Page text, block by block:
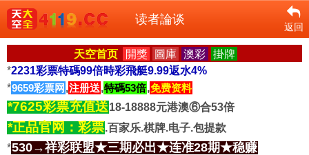
读者論谈
返回
天空首页 開獎 圖庫 澳彩
掛牌
*2231彩票特碼99倍時彩飛艇9.99返水4%
*9659彩票网 ,注册送,特碼53倍,免费资料
*7625彩票充值送18-18888元港澳⑥合53倍
*正品官网：彩票.百家乐.棋牌.电子.包提款
*530→祥彩联盟★三期必出★连准28期★稳赚